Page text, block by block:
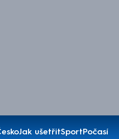
Jak ušetřitSportPočasí